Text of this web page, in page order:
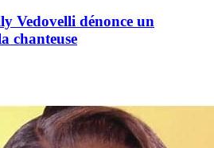
Vedovelli dénonce un
chanteuse